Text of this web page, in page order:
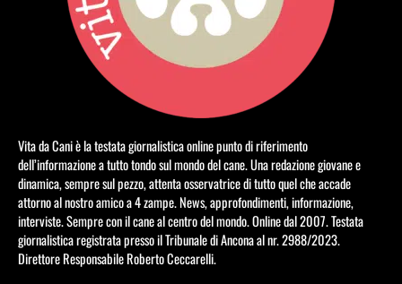
Vita da Cani è la testata giornalistica online punto di riferimento
dell’informazione a tutto tondo sul mondo del cane. Una redazione giovane e
dinamica, sempre sul pezzo, attenta osservatrice di tutto quel che accade
attorno al nostro amico a 4 zampe. News, approfondimenti, informazione,
interviste. Sempre con il cane al centro del mondo. Online dal 2007. Testata
giornalistica registrata presso il Tribunale di Ancona al nr. 2988/2023.
Direttore Responsabile Roberto Ceccarelli.